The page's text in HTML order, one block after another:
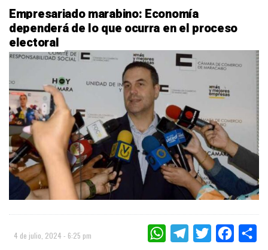
Empresariado marabino: Economía
dependerá de lo que ocurra en el proceso
electoral
4 de julio, 2024 - 6:25 pm WHATSAPPTELEGRAMTWITTER